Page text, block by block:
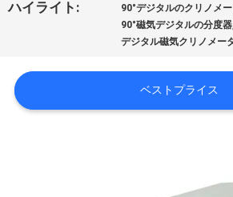
品
ハイライト: 90°デジタルのクリノメ
90°磁気デジタルの分度器
デジタル磁気クリノメー
ベストプライス